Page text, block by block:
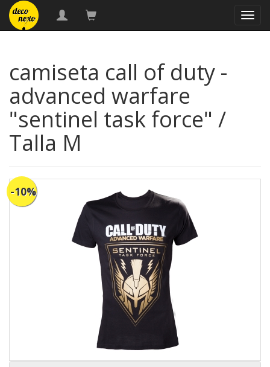
camiseta call of duty -
advanced warfare
"sentinel task force" /
Talla M
-10%